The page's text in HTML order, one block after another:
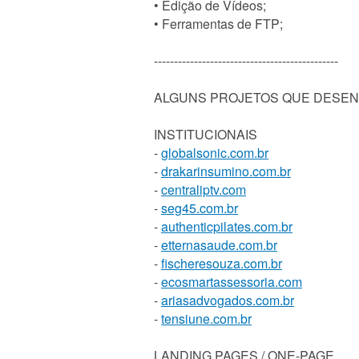
• Edição de Vídeos;
• Ferramentas de FTP;
----------------------------------------------
ALGUNS PROJETOS QUE
INSTITUCIONAIS
-globalsonic.com.br
-drakarinsumino.com.br
-centraliptv.com
-seg45.com.br
-authenticpilates.com.br
-etternasaude.com.br
-fischeresouza.com.br
-ecosmartassessoria.com
-ariasadvogados.com.br
-tensiune.com.br